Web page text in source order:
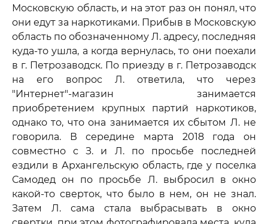
Московскую область, и на этот раз он понял, что
они едут за наркотиками. Прибыв в Московскую
область по обозначенному Л. адресу, последняя
куда-то ушла, а когда вернулась, то они поехали
в г. Петрозаводск. По приезду в г. Петрозаводск
на его вопрос Л. ответила, что через
"Интернет"-магазин занимается
приобретением крупных партий наркотиков,
однако то, что она занимается их сбытом Л. не
говорила. В середине марта 2018 года он
совместно с З. и Л. по просьбе последней
ездили в Архангельскую область, где у поселка
Самодед он по просьбе Л. выбросил в окно
какой-то сверток, что было в нем, он не знал.
Затем Л. сама стала выбрасывать в окно